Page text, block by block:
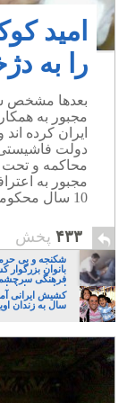
امید
را به
بعدها مشخص شد
مجبور به
ایران کرده
دولت فاشیستی
محاکمه و
مجبور به
10 سال محکومیت وی شده است.
۴۳۳ پخش
شکنجه و بی
بانوان بزرگوار
فرهنگی
ایرانی، و یا
سال به زندان